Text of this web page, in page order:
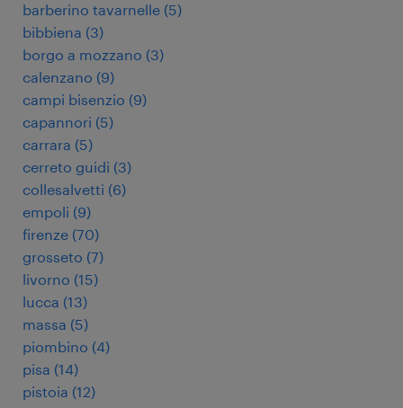
barberino tavarnelle (5)
bibbiena (3)
borgo a mozzano (3)
calenzano (9)
campi bisenzio (9)
capannori (5)
carrara (5)
cerreto guidi (3)
collesalvetti (6)
empoli (9)
firenze (70)
grosseto (7)
livorno (15)
lucca (13)
massa (5)
piombino (4)
pisa (14)
pistoia (12)